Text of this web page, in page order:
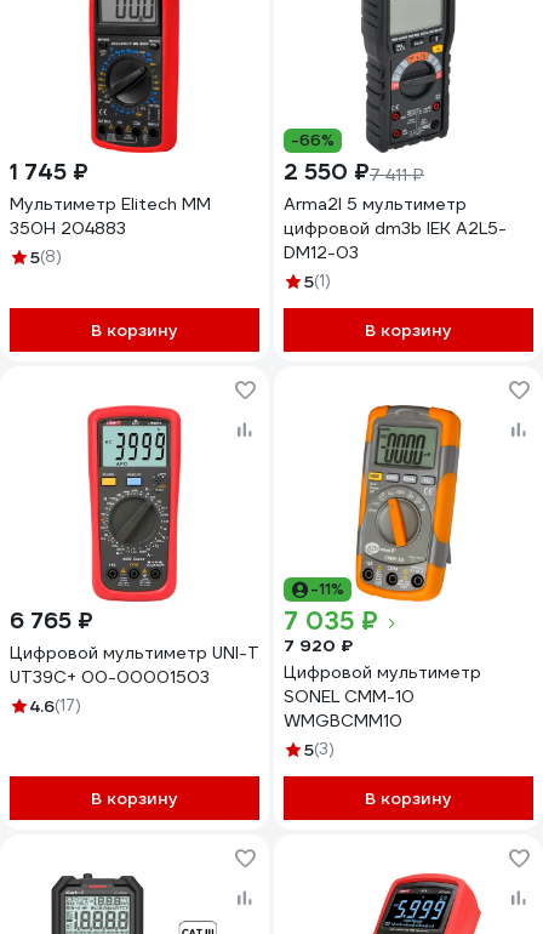
1 745 ₽
Мультиметр Elitech ММ
350Н 204883
5(8)
В корзину
-66%
2 550 ₽7 411 ₽
Arma2l 5 мультиметр
цифровой dm3b IEK A2L5-
DM12-03
5(1)
В корзину
6 765 ₽
Цифровой мультиметр UNI-T
UT39C+ 00-00001503
4.6(17)
В корзину
-11%
7 035 ₽
7 920 ₽
Цифровой мультиметр
SONEL CMM-10
WMGBCMM10
5(3)
В корзину